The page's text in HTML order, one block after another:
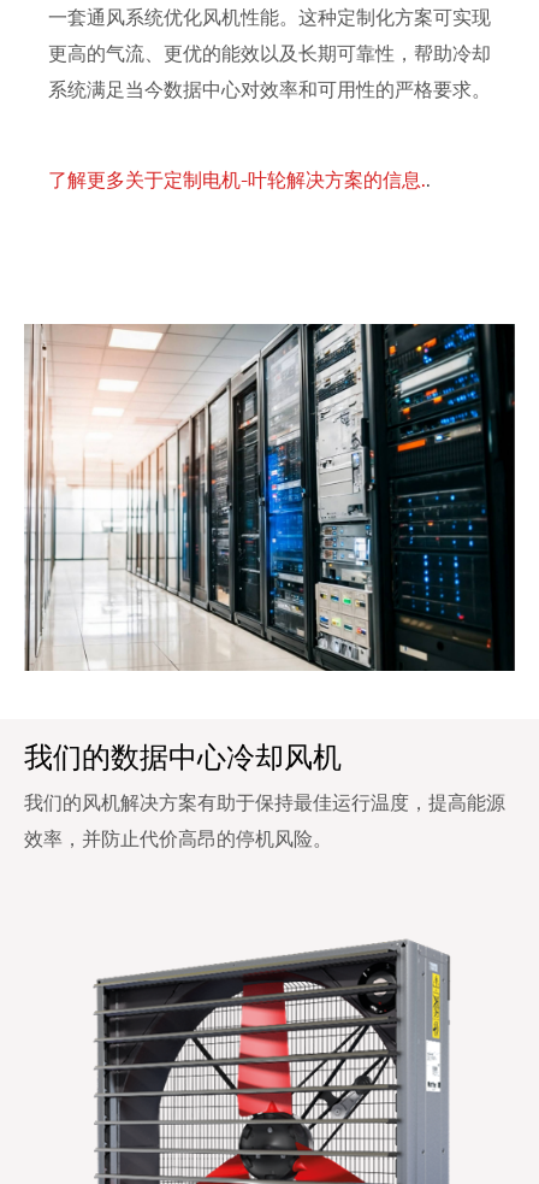
一套通风系统优化风机性能。这种定制化方案可实现
更高的气流、更优的能效以及长期可靠性，帮助冷却
系统满足当今数据中心对效率和可用性的严格要求。
了解更多关于定制电机-叶轮解决方案的信息..
我们的数据中心冷却风机
我们的风机解决方案有助于保持最佳运行温度，提高能源
效率，并防止代价高昂的停机风险。